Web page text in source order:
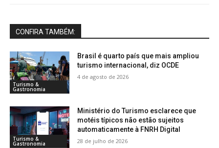
CONFIRA TAMBÉM:
Turismo &
Gastronomia
Brasil é quarto país que mais ampliou
turismo internacional, diz OCDE
4 de agosto de 2026
Turismo &
Gastronomia
Ministério do Turismo esclarece que
motéis típicos não estão sujeitos
automaticamente à FNRH Digital
28 de julho de 2026